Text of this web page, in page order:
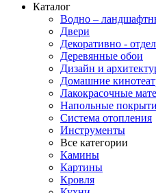
Каталог
Водно –
Двери
Декоративно -
Деревянные обои
Дизайн и
Домашние
Лакокрасочные
Напольные
Система отопления
Инструменты
Все категории
Камины
Картины
Кровля